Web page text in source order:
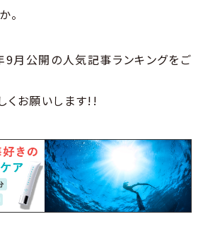
。
9月公開の人気記事ランキングをご
くお願いします!!